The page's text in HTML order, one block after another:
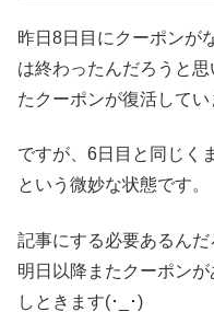
昨日8日目にクーポンが
は終わったんだろうと
たクーポンが復活してい
ですが、6日目と同じく
という微妙な状態です。
記事にする必要あるんだ
明日以降またクーポン
しときます(･_･)